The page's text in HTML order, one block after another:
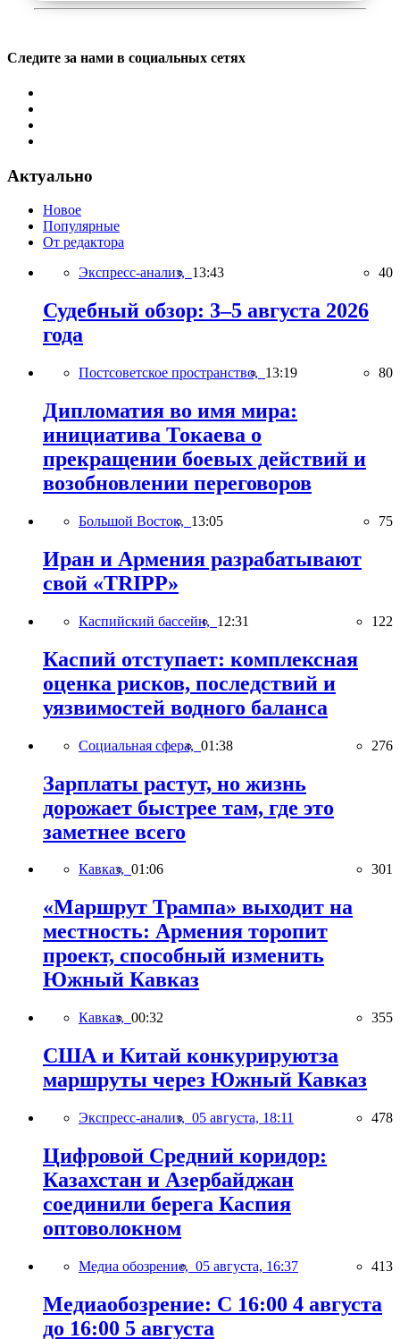
Следите за нами в социальных сетях
Актуально
Новое
Популярные
От редактора
Экспресс-анализ, 13:43 40
Судебный обзор: 3–5 августа 2026
года
Постсоветское пространство, 13:19 80
Дипломатия во имя мира:
инициатива Токаева о
прекращении боевых действий и
возобновлении переговоров
Большой Восток, 13:05 75
Иран и Армения разрабатывают
свой «TRIPP»
Каспийский бассейн, 12:31 122
Каспий отступает: комплексная
оценка рисков, последствий и
уязвимостей водного баланса
Социальная сфера, 01:38 276
Зарплаты растут, но жизнь
дорожает быстрее там, где это
заметнее всего
Кавказ, 01:06 301
«Маршрут Трампа» выходит на
местность: Армения торопит
проект, способный изменить
Южный Кавказ
Кавказ, 00:32 355
США и Китай конкурируютза
маршруты через Южный Кавказ
Экспресс-анализ, 05 августа, 18:11 478
Цифровой Средний коридор:
Казахстан и Азербайджан
соединили берега Каспия
оптоволокном
Медиа обозрение, 05 августа, 16:37 413
Медиаобозрение: С 16:00 4 августа
до 16:00 5 августа